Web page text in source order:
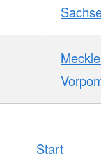
Start